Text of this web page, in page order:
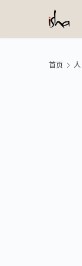
首页 人